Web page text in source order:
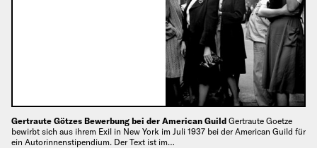
Gertraute Götzes Bewerbung bei der American Guild Gertraute Goetze
bewirbt sich aus ihrem Exil in New York im Juli 1937 bei der American Guild für
ein Autorinnenstipendium. Der Text ist im…